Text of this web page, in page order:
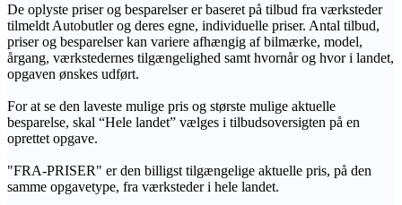
De oplyste priser og besparelser er baseret på tilbud fra værksteder
tilmeldt Autobutler og deres egne, individuelle priser. Antal tilbud,
priser og besparelser kan variere afhængig af bilmærke, model,
årgang, værkstedernes tilgængelighed samt hvornår og hvor i landet,
opgaven ønskes udført.
For at se den laveste mulige pris og største mulige aktuelle
besparelse, skal “Hele landet” vælges i tilbudsoversigten på en
oprettet opgave.
"FRA-PRISER" er den billigst tilgængelige aktuelle pris, på den
samme opgavetype, fra værksteder i hele landet.